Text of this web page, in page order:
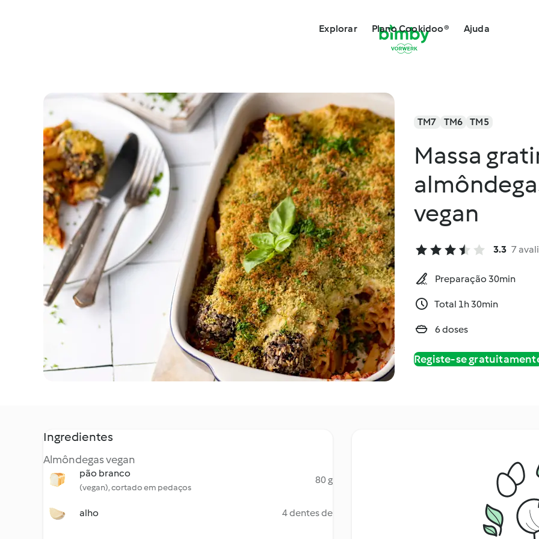
Explorar Plano Cookidoo® Ajuda
TM7 TM6 TM5
Massa
vegan
3.3 7
Preparação 30min
Total 1h 30min
6 doses
Registe-se
Ingredientes
Almôndegas vegan
pão branco
(vegan), cortado em pedaços
80 g
alho 4 dentes de